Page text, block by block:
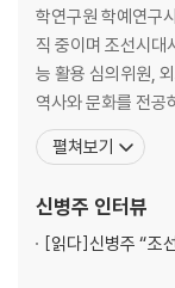
바닥에 머리를 아홉
[스토리 요약] 가장
3장. 근현대
빼앗긴 외교권, 쫓겨난
[스토리 요약] 500년
코레아 우라! 대한 만
학연구원 학예연구
직 중이며 조선시대
능 활용 심의위원,
역사와 문화를 전공
고 있다. KBS 「역사저널 그날」, KBS라디오 「글로벌 한국사, 그날 세
계는」, 「신병주의
간’ 시리즈, CJ ENM,
펼쳐보기
신병주 인터뷰
[읽다]신병주 “조